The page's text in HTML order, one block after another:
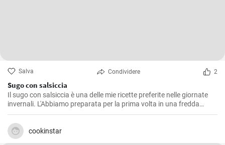
Salva Condividere 2
Sugo con salsiccia
Il sugo con salsiccia è una delle mie ricette preferite nelle giornate
invernali. L'Abbiamo preparata per la prima volta in una fredda
giornata d'inverno ed è da allora che rappresenta un classico nella
nostra famiglia. Il gustoso e corposo sapore della salsiccia si fonde
perfettamente con il pomodoro, creando un condimento delizioso
per la pasta. Il segreto è lasciare che il sugo cuocia lentamente, in
cookinstar